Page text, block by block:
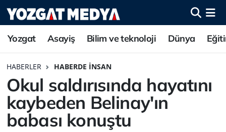
Yozgat Asayiş Bilim ve teknoloji Dünya
HABERLER HABERDE İNSAN
Okul saldırısında hayatını
kaybeden Belinay'ın
babası konuştu